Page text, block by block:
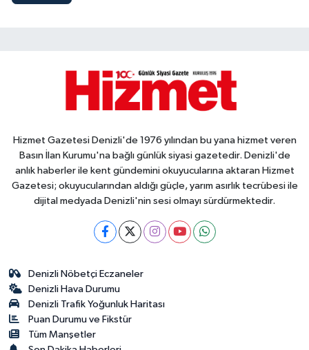
Hizmet Gazetesi Denizli'de 1976 yılından bu yana hizmet veren
Basın İlan Kurumu'na bağlı günlük siyasi gazetedir. Denizli'de
anlık haberler ile kent gündemini okuyucularına aktaran Hizmet
Gazetesi; okuyucularından aldığı güçle, yarım asırlık tecrübesi ile
dijital medyada Denizli'nin sesi olmayı sürdürmektedir.
Denizli Nöbetçi Eczaneler
Denizli Hava Durumu
Denizli Trafik Yoğunluk Haritası
Puan Durumu ve Fikstür
Tüm Manşetler